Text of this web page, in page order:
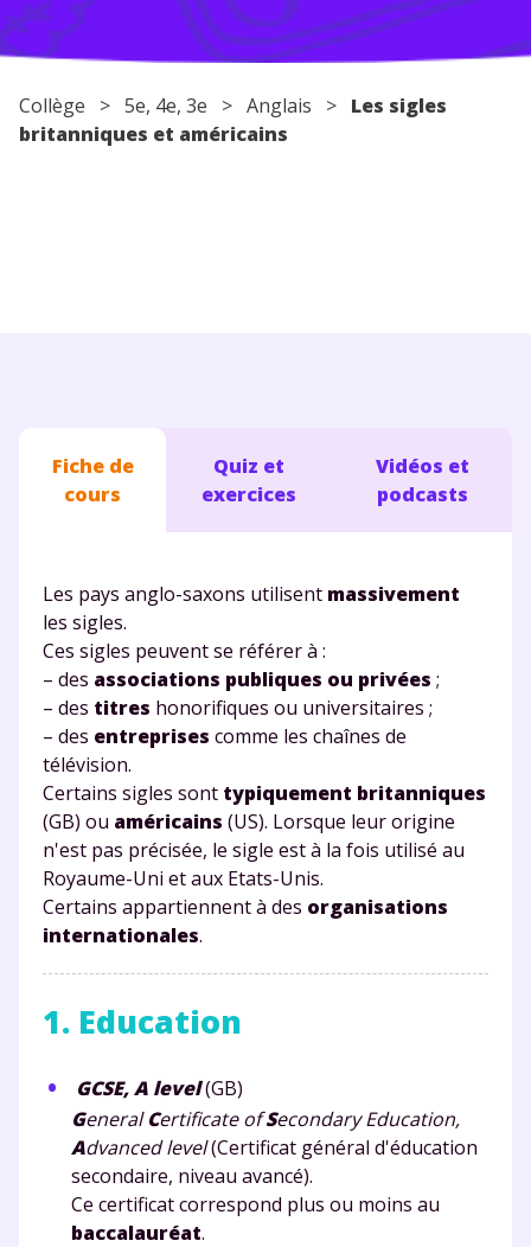
Conseils pour les parents
Collège > 5e, 4e, 3e > Anglais > Les sigles
britanniques et américains
Fiche de
cours
Quiz et
exercices
Vidéos et
podcasts
Les pays anglo-saxons utilisent massivement
les sigles.
Ces sigles peuvent se référer à :
– des associations publiques ou privées ;
– des titres honorifiques ou universitaires ;
– des entreprises comme les chaînes de
télévision.
Certains sigles sont typiquement britanniques
(GB) ou américains (US). Lorsque leur origine
n'est pas précisée, le sigle est à la fois utilisé au
Royaume-Uni et aux Etats-Unis.
Certains appartiennent à des organisations
internationales.
1. Education
GCSE, A level(GB)
GeneralCertificate ofSecondary Education,
Advanced level(Certificat général d'éducation
secondaire, niveau avancé).
Ce certificat correspond plus ou moins au
baccalauréat.